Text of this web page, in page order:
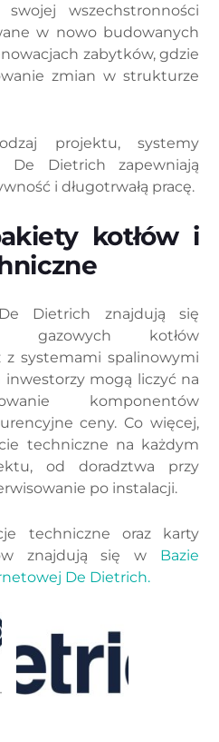
wszechstronności
w nowo budowanych
zabytków, gdzie
zmian w strukturze
projektu, systemy
De Dietrich zapewniają
i długotrwałą pracę.
kotłów i
Dietrich znajdują się
gazowych kotłów
z systemami spalinowymi
inwestorzy mogą liczyć na
komponentów
ceny. Co więcej,
techniczne na każdym
od doradztwa przy
po instalacji.
techniczne oraz karty
znajdują się w Bazie
De Dietrich.